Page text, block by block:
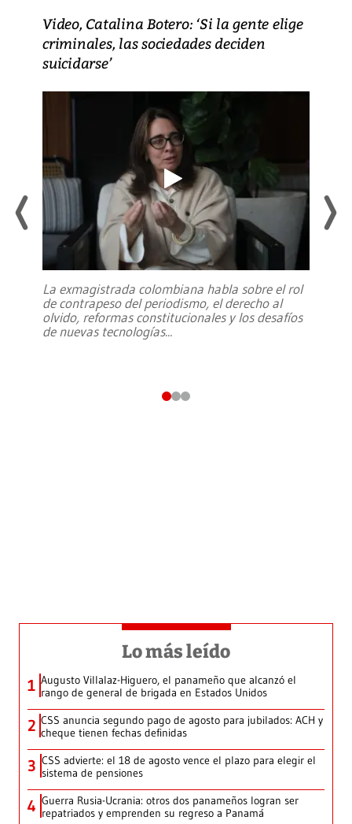
Video, Catalina Botero: ‘Si la gente elige
criminales, las sociedades deciden
suicidarse’
La exmagistrada colombiana habla sobre el rol
de contrapeso del periodismo, el derecho al
olvido, reformas constitucionales y los desafíos
de nuevas tecnologías...
Lo más leído
1 Augusto Villalaz-Higuero, el panameño que alcanzó el
rango de general de brigada en Estados Unidos
2 CSS anuncia segundo pago de agosto para jubilados: ACH y
cheque tienen fechas definidas
3 CSS advierte: el 18 de agosto vence el plazo para elegir el
sistema de pensiones
4 Guerra Rusia-Ucrania: otros dos panameños logran ser
repatriados y emprenden su regreso a Panamá